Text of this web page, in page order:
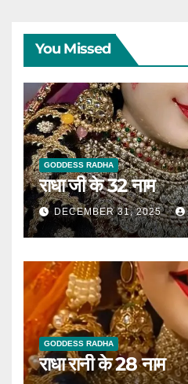
You Missed
GODDESS RADHA
राधा जी के 32 नाम
DECEMBER 31, 2025
GODDESS RADHA
राधा रानी के 28 नाम